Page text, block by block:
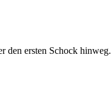
den ersten Schock hinweg.